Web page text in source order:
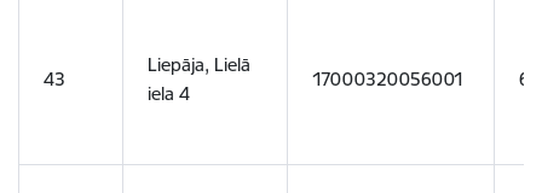
43
Liepāja, Lielā
iela 4
17000320056001